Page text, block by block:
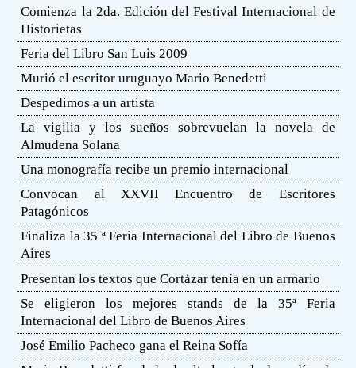
Comienza la 2da. Edición del Festival Internacional de
Historietas
Feria del Libro San Luis 2009
Murió el escritor uruguayo Mario Benedetti
Despedimos a un artista
La vigilia y los sueños sobrevuelan la novela de
Almudena Solana
Una monografía recibe un premio internacional
Convocan al XXVII Encuentro de Escritores
Patagónicos
Finaliza la 35 ª Feria Internacional del Libro de Buenos
Aires
Presentan los textos que Cortázar tenía en un armario
Se eligieron los mejores stands de la 35ª Feria
Internacional del Libro de Buenos Aires
José Emilio Pacheco gana el Reina Sofía